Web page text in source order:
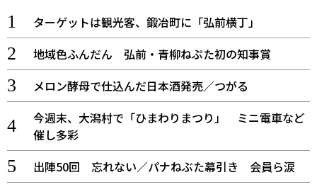
ターゲットは観光客、鍛冶町に「弘前横丁」
地域色ふんだん 弘前・青柳ねぷた初の知事賞
メロン酵母で仕込んだ日本酒発売／つがる
今週末、大潟村で「ひまわりまつり」 ミニ電車など
催し多彩
出陣50回 忘れない／パナねぶた幕引き 会員ら涙